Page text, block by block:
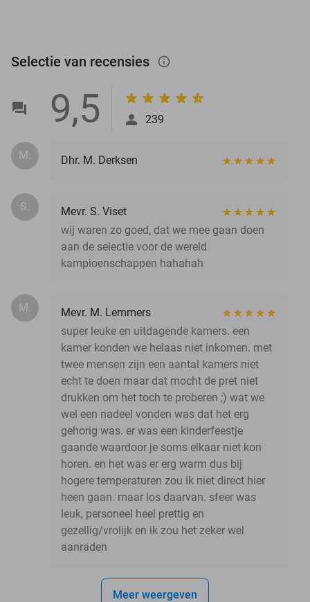
Selectie van recensies info_outlined
9,5 239
M. Dhr. M. Derksen
S.
Mevr. S. Viset
wij waren zo goed, dat we mee gaan doen
aan de selectie voor de wereld
kampioenschappen hahahah
M.
Mevr. M. Lemmers
super leuke en uitdagende kamers. een
kamer konden we helaas niet inkomen. met
twee mensen zijn een aantal kamers niet
echt te doen maar dat mocht de pret niet
drukken om het toch te proberen ;) wat we
wel een nadeel vonden was dat het erg
gehorig was. er was een kinderfeestje
gaande waardoor je soms elkaar niet kon
horen. en het was er erg warm dus bij
hogere temperaturen zou ik niet direct hier
heen gaan. maar los daarvan. sfeer was
leuk, personeel heel prettig en
gezellig/vrolijk en ik zou het zeker wel
aanraden
Meer weergeven